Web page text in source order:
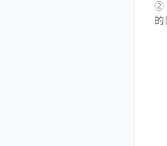
②
的